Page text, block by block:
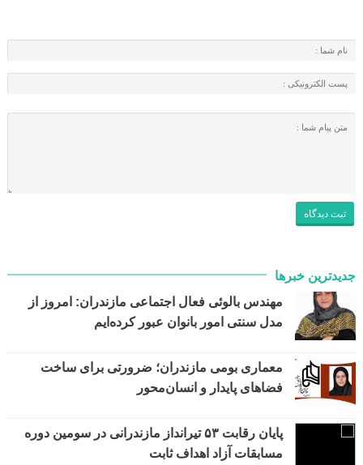
جدیدترین خبرها
مهندس بالوئی فعال اجتماعی مازندران: امروز از
مدل سنتی امور بانوان عبور کرده‌ایم
معماری بومی مازندران؛ ضرورتی برای ساخت
فضاهای پایدار و انسان‌محور
پایان رقابت ۵۳ تیرانداز مازندرانی در سومین دوره
مسابقات آزاد اهداف ثابت